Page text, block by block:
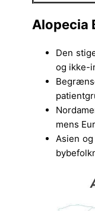
Alopecia
Den
og ikke-
mens
Asien